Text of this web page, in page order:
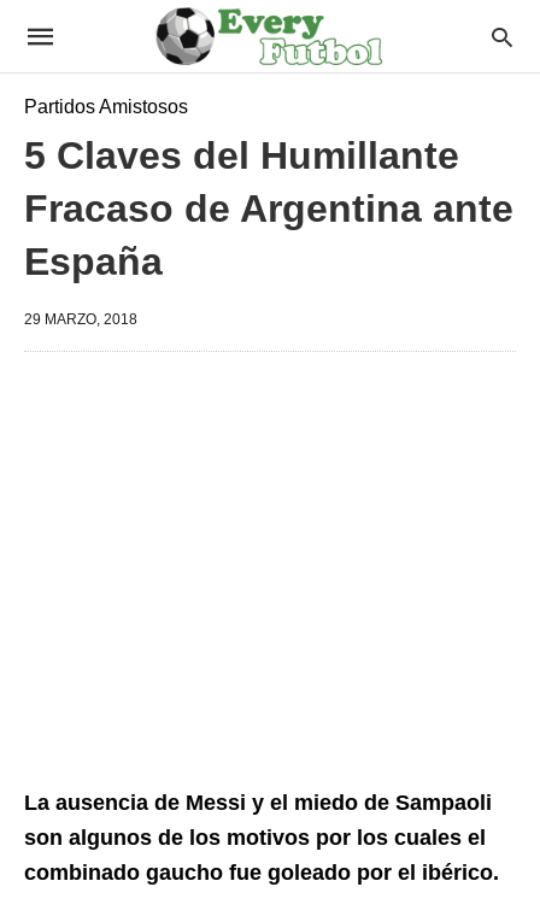
Partidos Amistosos
5 Claves del Humillante
Fracaso de Argentina ante
España
29 MARZO, 2018
La ausencia de Messi y el miedo de Sampaoli
son algunos de los motivos por los cuales el
combinado gaucho fue goleado por el ibérico.